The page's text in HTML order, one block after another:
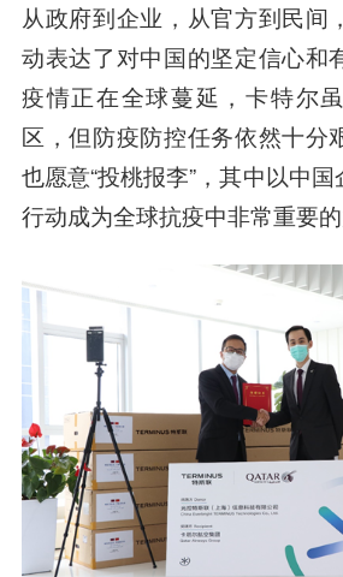
从政府到企业，从官方到民间
动表达了对中国的坚定信心和
疫情正在全球蔓延，卡特尔
区，但防疫防控任务依然十分
也愿意“投桃报李”，其中以中
行动成为全球抗疫中非常重要的